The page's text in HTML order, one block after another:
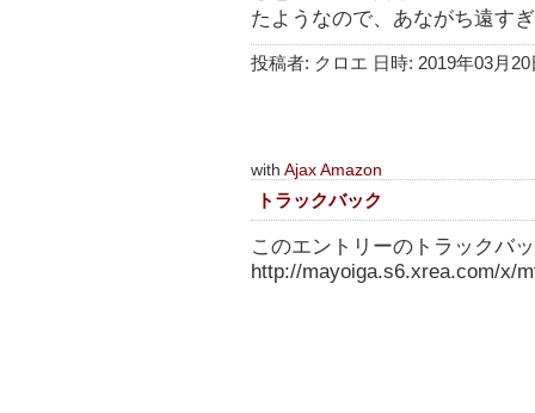
たようなので、あながち遠す
投稿者: クロエ 日時: 2019年03月20
with Ajax Amazon
トラックバック
このエントリーのトラックバ
http://mayoiga.s6.xrea.com/x/